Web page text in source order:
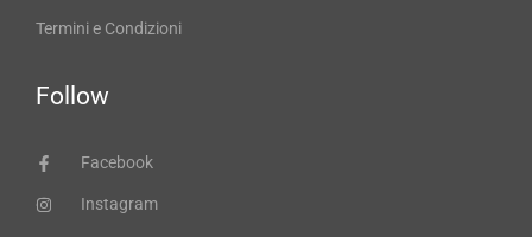
Termini e Condizioni
Follow
Facebook
Instagram